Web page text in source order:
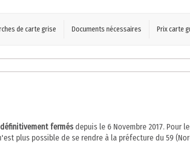
de carte grise Documents nécessaires Prix carte
fermés depuis le 6 Novembre 2017. Pour
plus possible de se rendre à la préfecture du 59